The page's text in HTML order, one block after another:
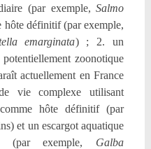
(par exemple,Salmo
hôte définitif (par exemple,
emarginata) ; 2. un
zoonotique
actuellement en France
vie complexe utilisant
hôte définitif (par
et un escargot aquatique
(par exemple, Galba